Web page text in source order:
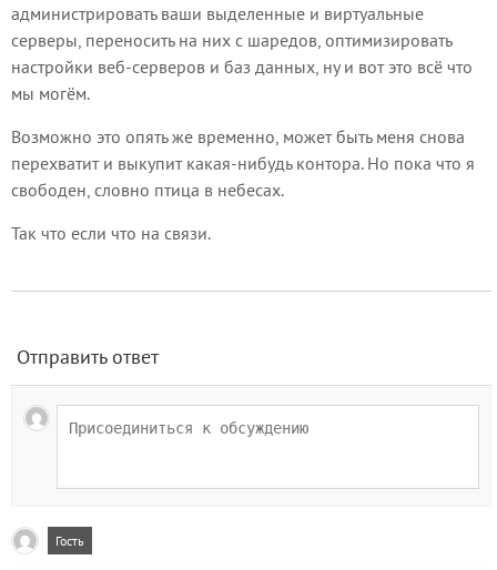
администрировать ваши выделенные и виртуальные
серверы, переносить на них с шаредов, оптимизировать
настройки веб-серверов и баз данных, ну и вот это всё что
мы могём.
Возможно это опять же временно, может быть меня снова
перехватит и выкупит какая-нибудь контора. Но пока что я
свободен, словно птица в небесах.
Так что если что на связи.
Отправить ответ
Гость